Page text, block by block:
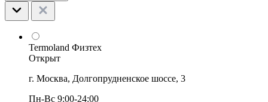
Termoland Физтех
Открыт
г. Москва, Долгопрудненское шоссе, 3
Пн-Вс 9:00-24:00